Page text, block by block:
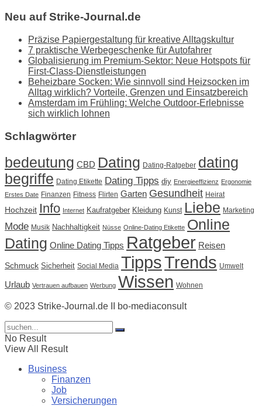
Neu auf Strike-Journal.de
Präzise Papiergestaltung für kreative Alltagskultur
7 praktische Werbegeschenke für Autofahrer
Globalisierung im Premium-Sektor: Neue Hotspots für
First-Class-Dienstleistungen
Beheizbare Socken: Wie sinnvoll sind Heizsocken im
Alltag wirklich? Vorteile, Grenzen und Einsatzbereich
Amsterdam im Frühling: Welche Outdoor-Erlebnisse
sich wirklich lohnen
Schlagwörter
bedeutung CBD Dating Dating-Ratgeber dating
begriffe Dating Etikette Dating Tipps diy Energieeffizienz Ergonomie
Erstes Date Finanzen Fitness Flirten Garten Gesundheit Heirat
Hochzeit Info Internet Kaufratgeber Kleidung Kunst Liebe Marketing
Mode Musik Nachhaltigkeit Nüsse Online-Dating Etikette Online
Dating Online Dating Tipps Ratgeber Reisen
Schmuck Sicherheit Social Media TippsTrends Umwelt
Urlaub Vertrauen aufbauen Werbung Wissen Wohnen
© 2023 Strike-Journal.de II bo-mediaconsult
No Result
View All Result
Business
Finanzen
Job
Versicherungen